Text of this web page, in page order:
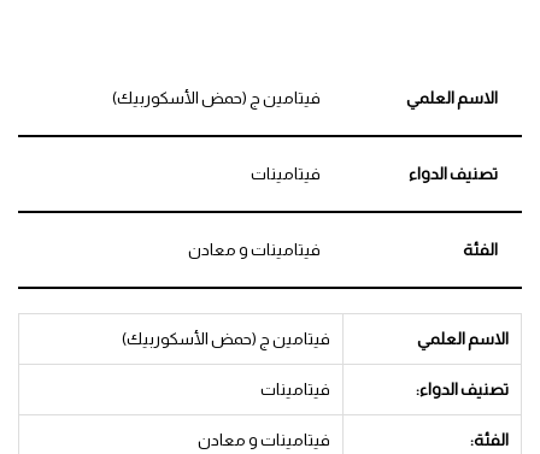
الاسم العلمي فيتامين ج (حمض الأسكوربيك)
تصنيف الدواء فيتامينات
الفئة فيتامينات و معادن
الاسم العلمي فيتامين ج (حمض الأسكوربيك)
تصنيف الدواء: فيتامينات
الفئة: فيتامينات و معادن